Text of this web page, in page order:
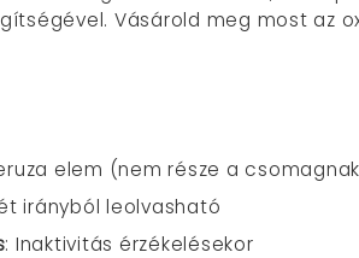
Vásárold meg most
elem (nem része a
irányból leolvasható
: Inaktivitás érzékelésekor